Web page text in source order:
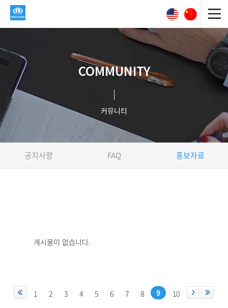
COMMUNITY
커뮤니티
공지사항 FAQ 홍보자료
게시물이 없습니다.
1 2 3 4 5 6 7 8 9 10